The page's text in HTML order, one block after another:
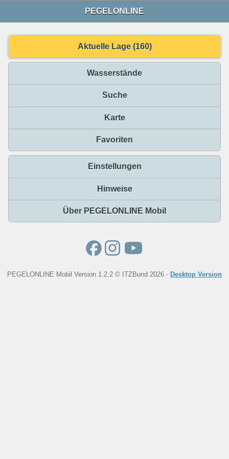
PEGELONLINE
Aktuelle Lage (160)
Wasserstände
Suche
Karte
Favoriten
Einstellungen
Hinweise
Über PEGELONLINE Mobil
PEGELONLINE Mobil Version 1.2.2 © ITZBund 2026 - Desktop Version